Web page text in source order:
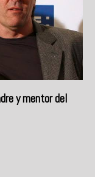
y mentor del